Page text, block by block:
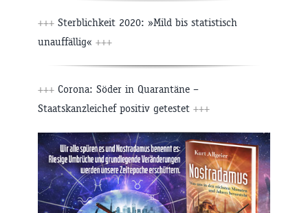
+++ Sterblichkeit 2020: »Mild bis statistisch
unauffällig« +++
+++ Corona: Söder in Quarantäne –
Staatskanzleichef positiv getestet +++